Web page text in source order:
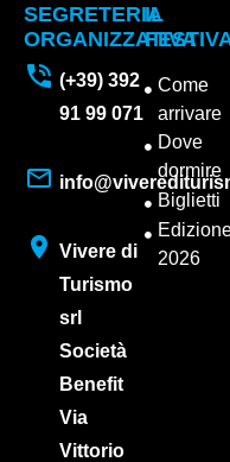
SEGRETERIA
ORGANIZZATIVA
(+39) 392
91 99 071
Vivere di
Turismo
srl
Società
Benefit
Via
Vittorio
IL
Come
arrivare
Dove
dormire
Biglietti
2026